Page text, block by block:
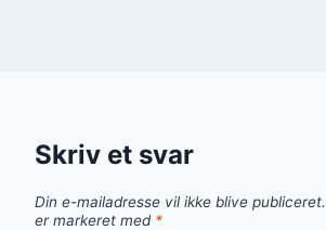
Skriv et svar
Din e-mailadresse vil ikke blive publiceret.
er markeret med *